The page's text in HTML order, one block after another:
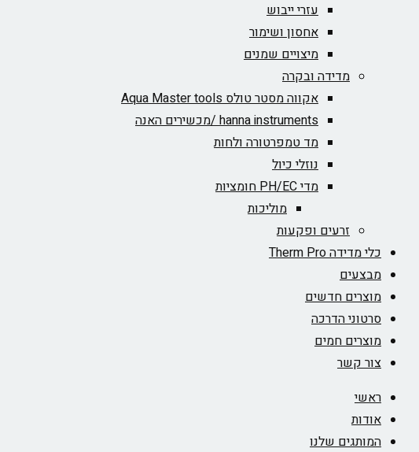
עזרי ייבוש
אחסון ושימור
מיצויים שמנים
מדידה ובקרה
אקווה מסטר טולס Aqua Master tools
hanna instruments /מכשירים האנה
מד טמפרטורה ולחות
נוזלי כיול
מדי PH/EC חומציות
מוליכות
זרעים ופקעות
כלי מדידה Therm Pro
מבצעים
מוצרים חדשים
סרטוני הדרכה
מוצרים חמים
צור קשר
ראשי
אודות
המותגים שלנו